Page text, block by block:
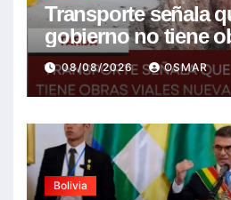
Transporte señala
gobierno no tiene
nuevas que la
anterior gestión
08/08/2026 OSMAR
Bolivia